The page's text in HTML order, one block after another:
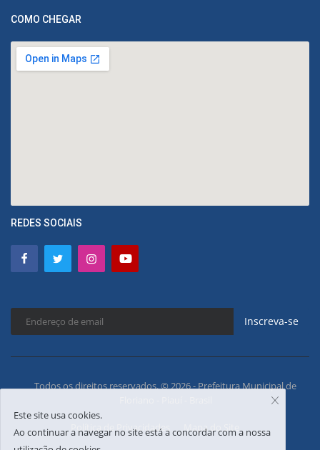
COMO CHEGAR
REDES SOCIAIS
Inscreva-se
Todos os direitos reservados. © 2026 - Prefeitura Municipal de
Política de Privacidades Mapa do Site
Este site usa cookies.
Ao continuar a navegar no site está a concordar com a nossa